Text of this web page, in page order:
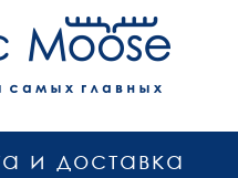
и доставка